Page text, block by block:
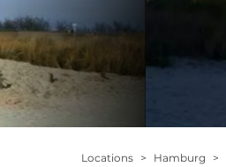
Locations > Hamburg >